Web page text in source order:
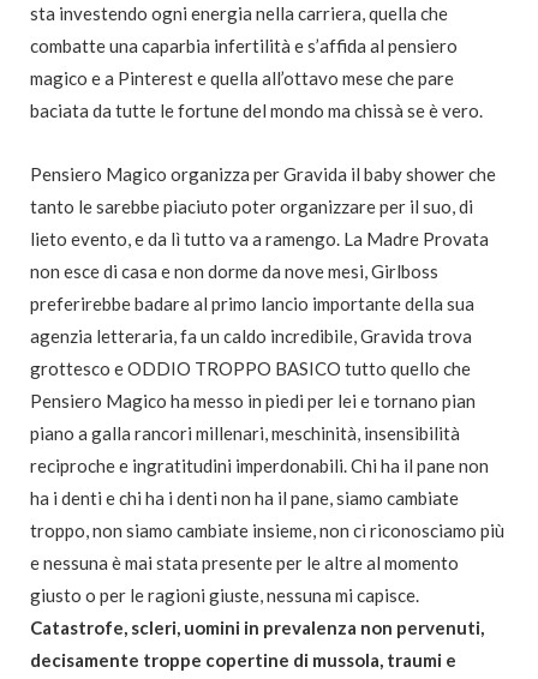
sta investendo ogni energia nella carriera, quella che
combatte una caparbia infertilità e s’affida al pensiero
magico e a Pinterest e quella all’ottavo mese che pare
baciata da tutte le fortune del mondo ma chissà se è vero.
Pensiero Magico organizza per Gravida il baby shower che
tanto le sarebbe piaciuto poter organizzare per il suo, di
lieto evento, e da lì tutto va a ramengo. La Madre Provata
non esce di casa e non dorme da nove mesi, Girlboss
preferirebbe badare al primo lancio importante della sua
agenzia letteraria, fa un caldo incredibile, Gravida trova
grottesco e ODDIO TROPPO BASICO tutto quello che
Pensiero Magico ha messo in piedi per lei e tornano pian
piano a galla rancori millenari, meschinità, insensibilità
reciproche e ingratitudini imperdonabili. Chi ha il pane non
ha i denti e chi ha i denti non ha il pane, siamo cambiate
troppo, non siamo cambiate insieme, non ci riconosciamo più
e nessuna è mai stata presente per le altre al momento
giusto o per le ragioni giuste, nessuna mi capisce.
Catastrofe, scleri, uomini in prevalenza non pervenuti,
decisamente troppe copertine di mussola, traumi e